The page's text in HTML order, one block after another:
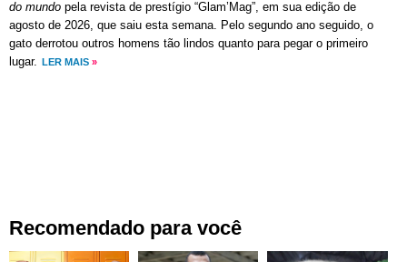
do mundo pela revista de prestígio “Glam’Mag”, em sua edição de
agosto de 2026, que saiu esta semana. Pelo segundo ano seguido, o
gato derrotou outros homens tão lindos quanto para pegar o primeiro
lugar.
LER MAIS »
Recomendado para você